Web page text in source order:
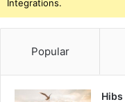
Integrations.
Popular